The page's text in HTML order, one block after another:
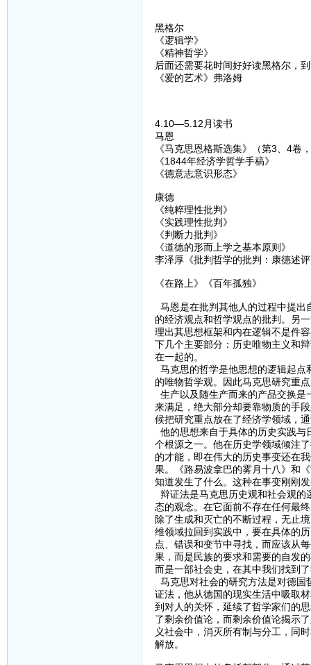
黑格尔
《逻辑学》
《精神哲学》
后面还需要花时间好好读黑格尔，
《爱的艺术》弗洛姆
4.10—5.12月读书
马恩
《马克思恩格斯选集》（第3、4卷
《1844年经济学哲学手稿》
《德意志意识形态》
康德
《纯粹理性批判》
《实践理性批判》
《判断力批判》
《道德的形而上学之基本原则》
李泽厚《批判哲学的批判：康德述
《在路上》《百年孤独》
马恩是在批判其他人的过程中提
的经济观点和哲学观点的批判。另
理出其思想框架和内在逻辑不是件
下几个主要部分：历史唯物主义和
在一起的。
马克思的哲学是他思想的逻辑起
的唯物哲学观。因此马克思研究重
生产以及随生产而来的产品交换
来满足，绝大部分却要靠物质的手
候把研究重点放在了经济学领域，
他的思想来自于具体的历史实践
个根源之一。他在历史学领域倾注
的才能，即在伟大的历史事变还在
果。《路易波拿巴的雾月十八》和
知道发生了什么。这种在事变刚刚
辩证法是马克思历史观和社会观
态的观念。在它面前不存在任何最
除了生成和灭亡的不断过程，无止
维领域拉回到实践中，要在具体的
点、错误和变节中寻找，而应该从
果，而是民族的要求和需要的自发
而是一部社会史，在其中我们找到
马克思对社会的研究方法是对德
证法，他从德国的现实生活中吸取
到对人的关怀，延续了哲学家们的
了剩余价值论，而剩余价值论揭示
义社会中，消灭所有制与分工，同
解放。